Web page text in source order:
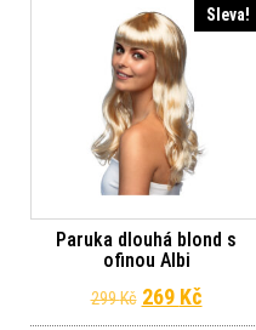
Sleva!
Paruka dlouhá blond s
ofinou Albi
299Kč Původní
269 Kč